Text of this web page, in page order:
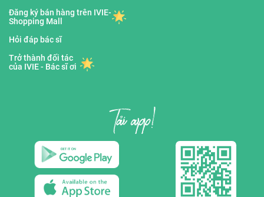
Đăng ký bán hàng trên IVIE-
Shopping Mall
Hỏi đáp bác sĩ
Trở thành đối tác
của IVIE - Bác sĩ ơi